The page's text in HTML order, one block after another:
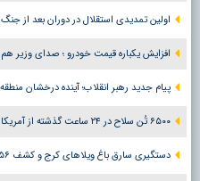
اولین تمدیدی استقلال در دوران بعد
افزایش یکباره قیمت خودرو ؛ صدای وزیر
پیام جدید رهبر انقلاب؛ آینده درخشان
۶۵۰۰ تُن سلاح در ۲۴ ساعت گذشته از آمریکا به اسرائیل ارسال شد
دستگیری سارق باغ ویلاهای کرج و کشف ۵۶ فقره سرقت